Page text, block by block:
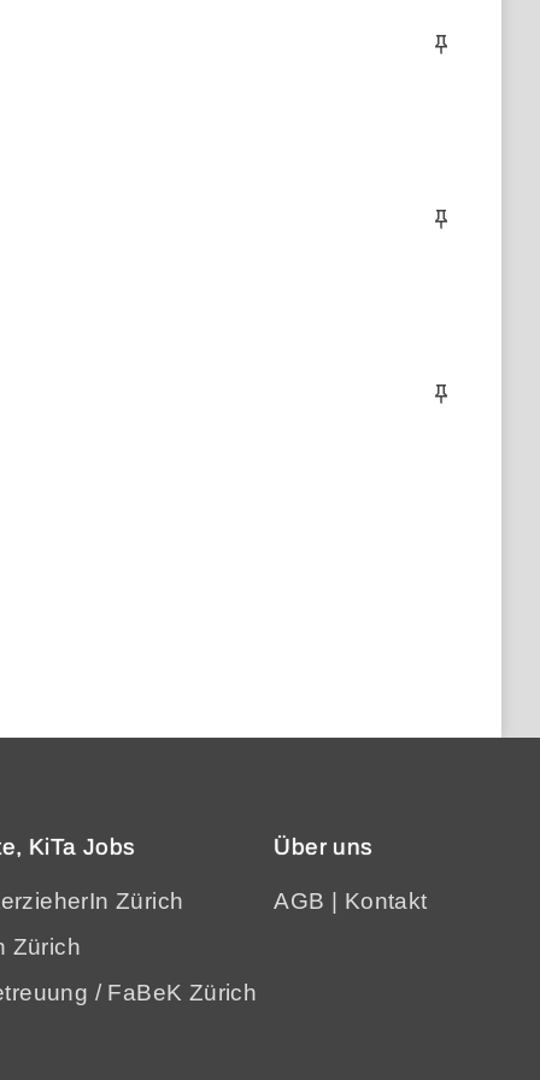
KiTa Jobs
Zürich
Zürich
/ FaBeK Zürich
Über uns
AGB | Kontakt